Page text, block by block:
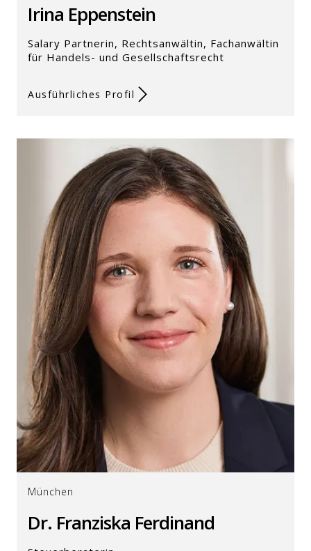
Irina Eppenstein
Salary Partnerin, Rechtsanwältin, Fachanwältin
für Handels- und Gesellschaftsrecht
Ausführliches Profil
München
Dr. Franziska Ferdinand